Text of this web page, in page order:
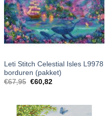
Leti Stitch Celestial Isles L9978
borduren (pakket)
€67,95 €60,82